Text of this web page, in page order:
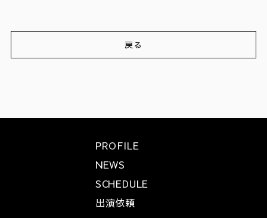
戻る
PROFILE
NEWS
SCHEDULE
出演依頼